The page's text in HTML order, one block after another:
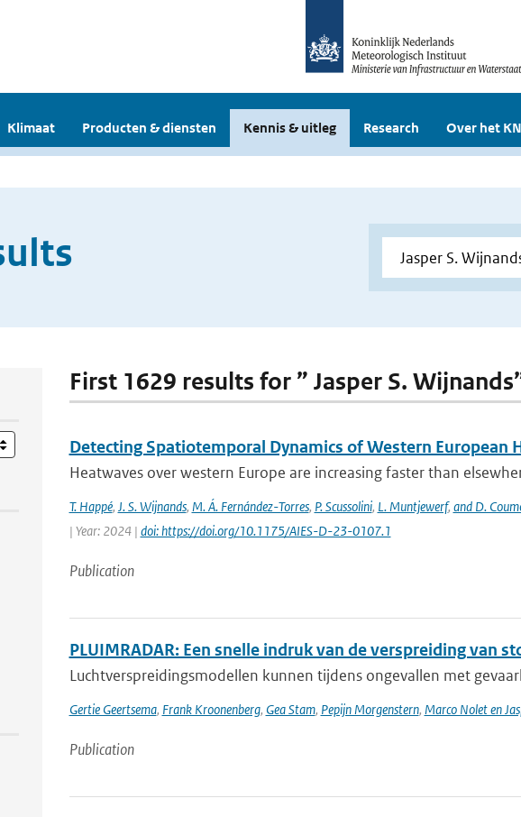
Klimaat Producten & diensten Kennis & uitleg Research Over het
First 1629 results for ” Jasper S.
Detecting Spatiotemporal Dynamics of Western European
Heatwaves over western Europe are increasing faster than
T. Happé, J. S. Wijnands, M. Á. Fernández-Torres, P. Scussolini, L. Muntjewerf, and D.
| Year: 2024 | doi: https://doi.org/10.1175/AIES-D-23-0107.1
Publication
PLUIMRADAR: Een snelle indruk van de verspreiding van
Luchtverspreidingsmodellen kunnen tijdens ongevallen met
Gertie Geertsema, Frank Kroonenberg, Gea Stam, Pepijn Morgenstern, Marco Nolet en
Publication